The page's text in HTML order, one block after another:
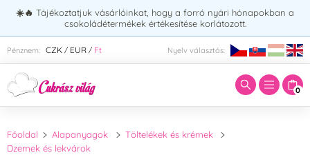
☀️🔥 Tájékoztatjuk vásárlóinkat, hogy a forró nyári hónapokban a
csokoládétermékek értékesítése korlátozott.
Pénznem: CZK / EUR / Ft Nyelv választás:
0
Adja meg a keresett kifejezést:
Főoldal Alapanyagok
Töltelékek és krémek
Dzemek és lekvárok